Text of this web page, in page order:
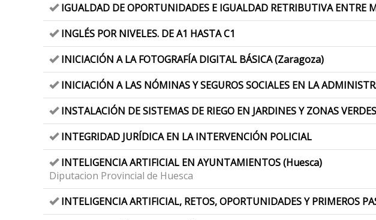
IGUALDAD DE OPORTUNIDADES E IGUALDAD RETRIBUTIVA ENTRE
INGLÉS POR NIVELES. DE A1 HASTA C1
INICIACIÓN A LA FOTOGRAFÍA DIGITAL BÁSICA (Zaragoza)
INICIACIÓN A LAS NÓMINAS Y SEGUROS SOCIALES EN LA
INSTALACIÓN DE SISTEMAS DE RIEGO EN JARDINES Y ZONAS VERDES
INTEGRIDAD JURÍDICA EN LA INTERVENCIÓN POLICIAL
INTELIGENCIA ARTIFICIAL EN AYUNTAMIENTOS (Huesca)
Diputacion Provincial de Huesca
INTELIGENCIA ARTIFICIAL, RETOS, OPORTUNIDADES Y PRIMEROS